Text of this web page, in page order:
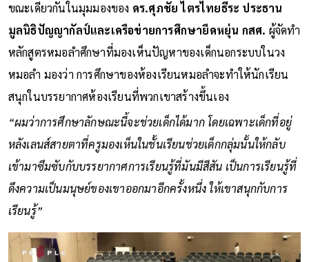
ขณะเดียวกันในมุมมองของ ดร.ศุภชัย ไตรไทยธีระ ประธาน
มูลนิธิปัญญากัลป์และเครือข่ายการศึกษายืดหยุ่น กสศ. ผู้จัดทำ
หลักสูตรหมอลำศึกษาที่มองเห็นปัญหาของเด็กนอกระบบในวง
หมอลำ มองว่า การศึกษาของห้องเรียนหมอลำจะทำให้นักเรียน
สนุกในบรรยากาศห้องเรียนที่พวกเขาสร้างขึ้นเอง
“ผมว่าการศึกษาลักษณะนี้จะช่วยเด็กได้มาก โดยเฉพาะเด็กที่อยู่
หลังเลนส์สายตาที่ครูมองเห็นในชั้นเรียนช่วยเด็กกลุ่มนั้นให้กลับ
เข้ามาซึมซับกับบรรยากาศการเรียนรู้ที่มันมีสีสัน เป็นการเรียนรู้ที่
ดึงความเป็นมนุษย์ของเขาออกมาอีกครั้งหนึ่ง ให้เขาสนุกกับการ
เรียนรู้”